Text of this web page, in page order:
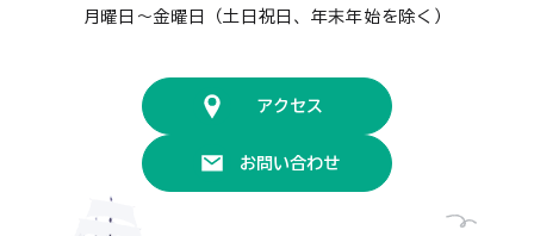
月曜日〜金曜日（土日祝日、年末年始を除く）
アクセス
お問い合わせ